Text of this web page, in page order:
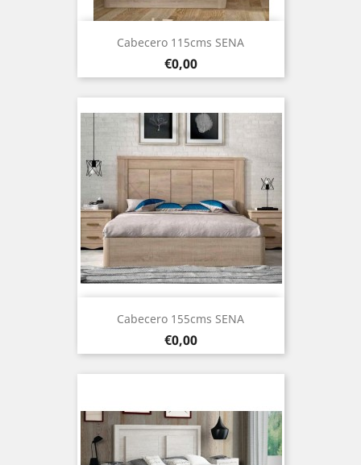
Cabecero 115cms SENA
Prezo
€0,00
Cabecero 155cms SENA
Prezo
€0,00